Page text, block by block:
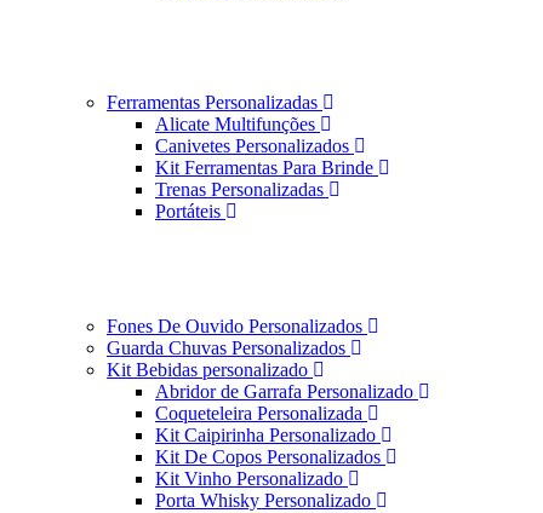
Ferramentas Personalizadas
Alicate Multifunções
Canivetes Personalizados
Kit Ferramentas Para Brinde
Trenas Personalizadas
Portáteis
Fones De Ouvido Personalizados
Guarda Chuvas Personalizados
Kit Bebidas personalizado
Abridor de Garrafa Personalizado
Coqueteleira Personalizada
Kit Caipirinha Personalizado
Kit De Copos Personalizados
Kit Vinho Personalizado
Porta Whisky Personalizado